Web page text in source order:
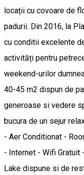
locații cu covoare de
padurii. Din 2016, la
cu conditii excelente
activități pentru
weekend-urilor
40-45 m2 dispun de
generoase si vedere
bucura de un sejur
- Aer Conditionat -
- Internet - Wifi Gratuit
Lake dispune si de